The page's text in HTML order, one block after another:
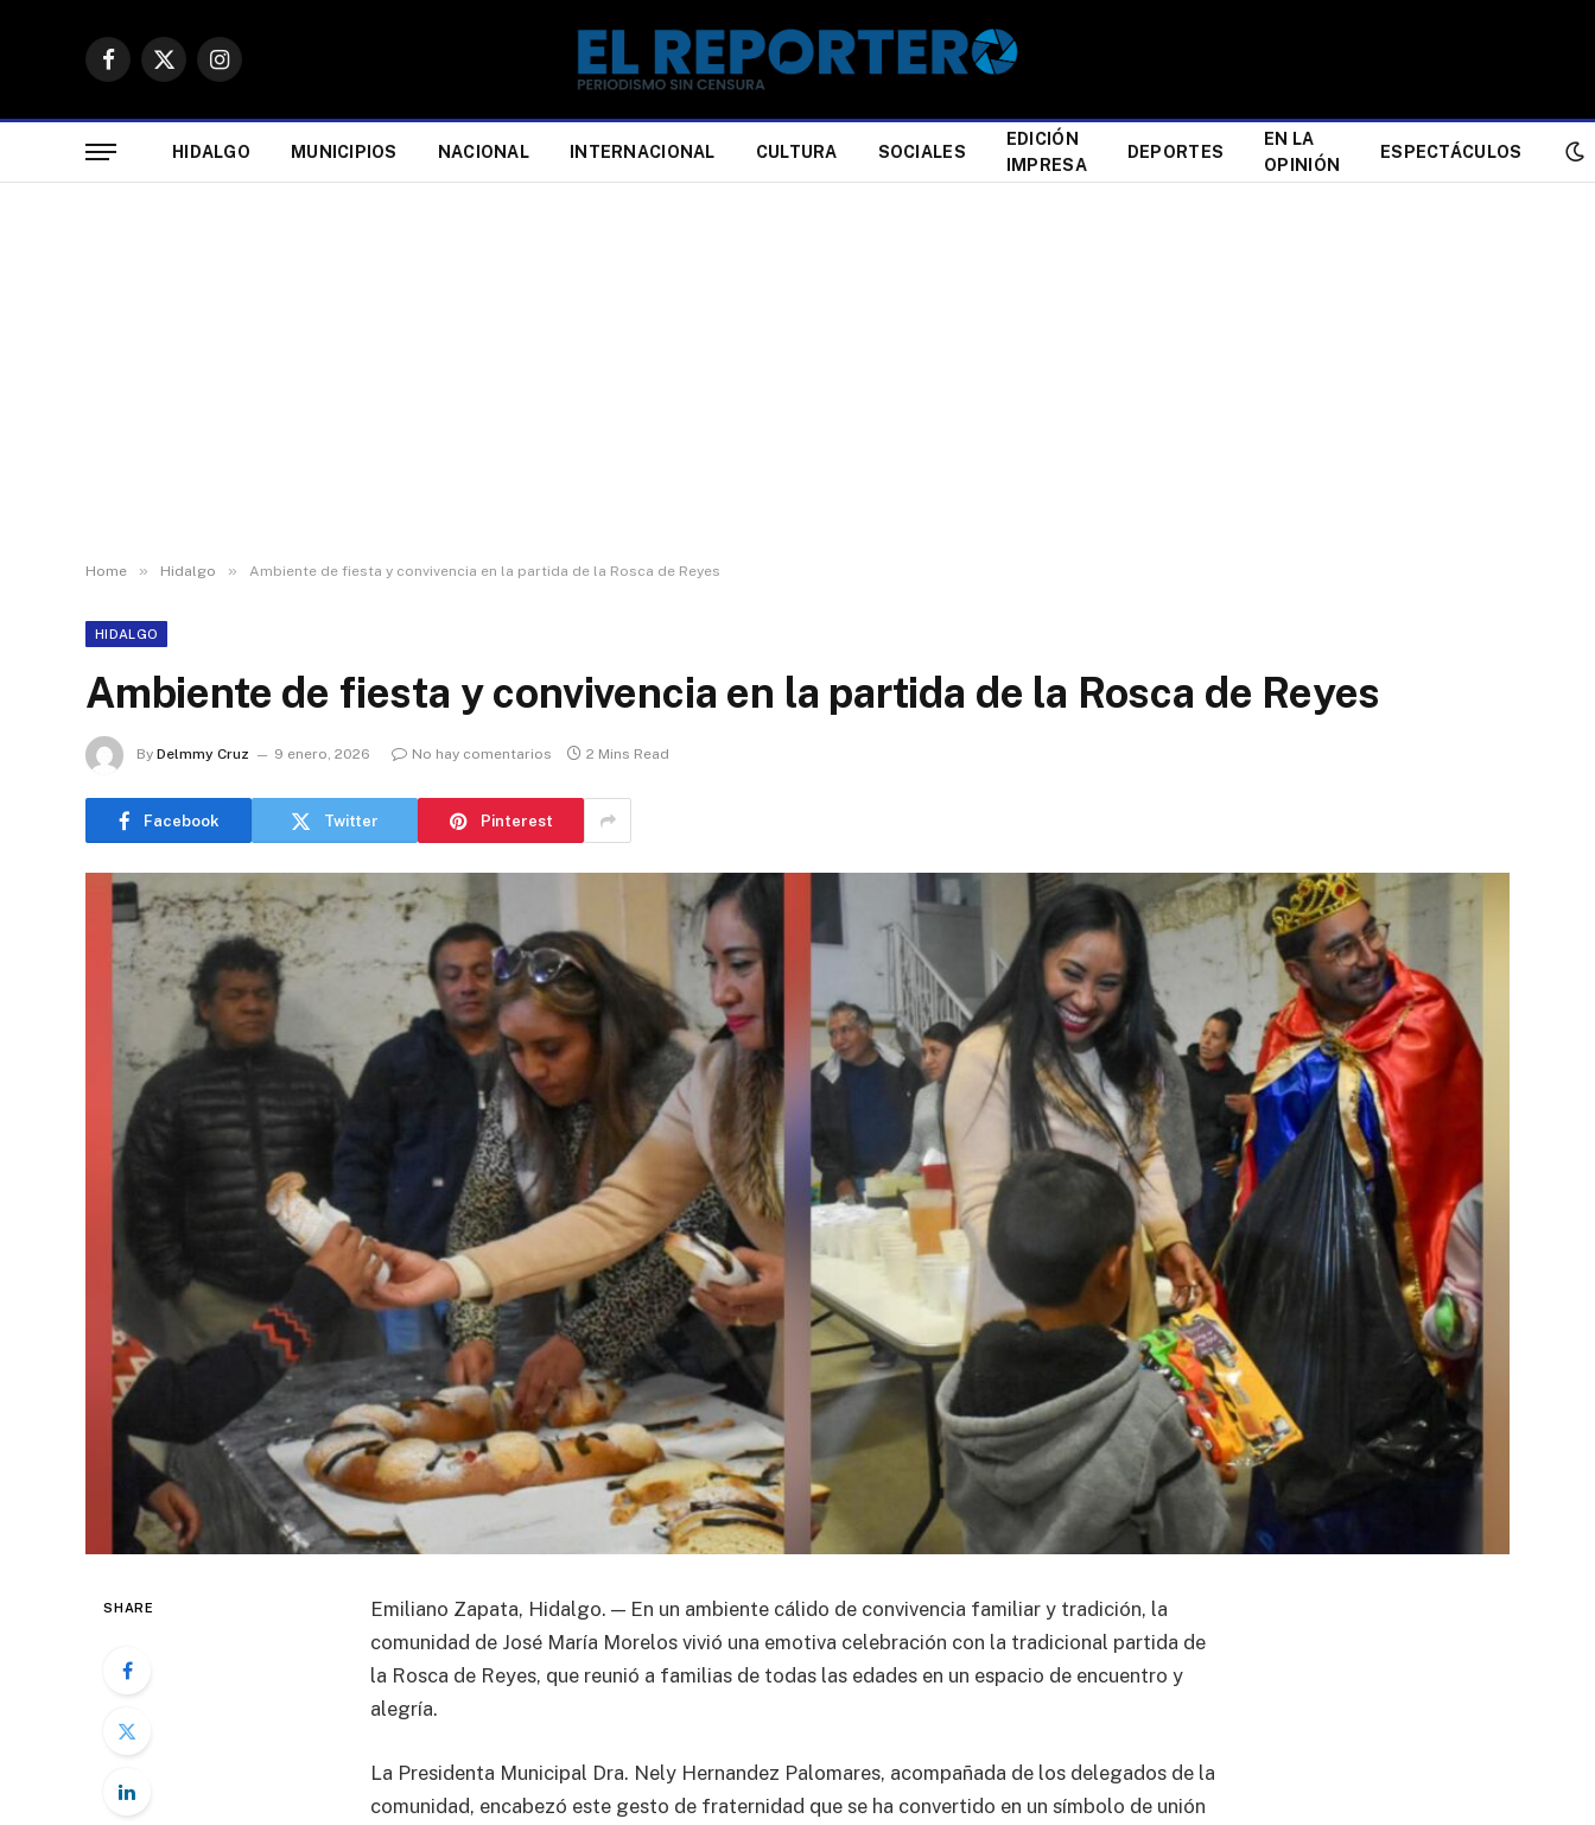
Facebook
X
Instagram
HIDALGO MUNICIPIOS NACIONAL INTERNACIONAL CULTURA SOCIALES
EDICIÓN
IMPRESA
DEPORTES
EN LA
OPINIÓN
ESPECTÁCULOS
Home » Hidalgo » Ambiente de fiesta y convivencia en la partida de la Rosca de Reyes
HIDALGO
Ambiente de fiesta y convivencia en la partida de la Rosca de Reyes
By Delmmy Cruz 9 enero, 2026 No hay comentarios 2 Mins Read
Facebook Twitter Pinterest
SHARE
Emiliano Zapata, Hidalgo. — En un ambiente cálido de convivencia familiar y tradición, la
comunidad de José María Morelos vivió una emotiva celebración con la tradicional partida de
la Rosca de Reyes, que reunió a familias de todas las edades en un espacio de encuentro y
alegría.
La Presidenta Municipal Dra. Nely Hernandez Palomares, acompañada de los delegados de la
comunidad, encabezó este gesto de fraternidad que se ha convertido en un símbolo de unión